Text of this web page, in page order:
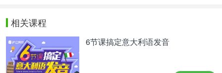
Un gregge: un gruppo di pecore
羊群
（6）Una colonia
相关课程
6节课搞定意大利语发音